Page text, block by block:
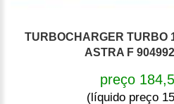
TURBOCHARGER TURBO
ASTRA F
preço
(líquido preço